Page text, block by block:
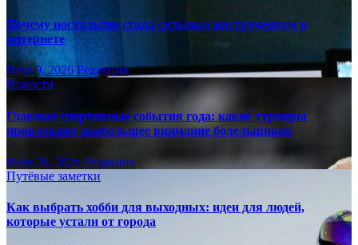
Почему ностальгия стала сильным инструментом в
интернете
Июл 9, 2026 Редакция
Новости
Главные спортивные события года: какие турниры
привлекают наибольшее внимание болельщиков
Июн 30, 2026 Редакция
Путёвые заметки
Как выбрать хобби для выходных: идеи для людей,
которые устали от города